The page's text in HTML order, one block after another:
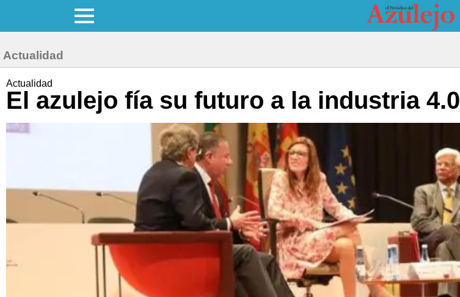
Actualidad
Actualidad
El azulejo fía su futuro a la industria 4.0